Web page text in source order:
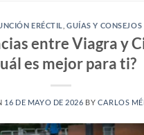
ERÉCTIL ,GUÍAS Y CONSEJOS
entre Viagra y
es mejor para ti?
16 DE MAYO DE 2026 BY CARLOS